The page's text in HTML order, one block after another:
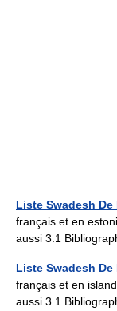
Liste Swadesh
français et en
aussi 3.1
Liste Swadesh
français et en
aussi 3.1